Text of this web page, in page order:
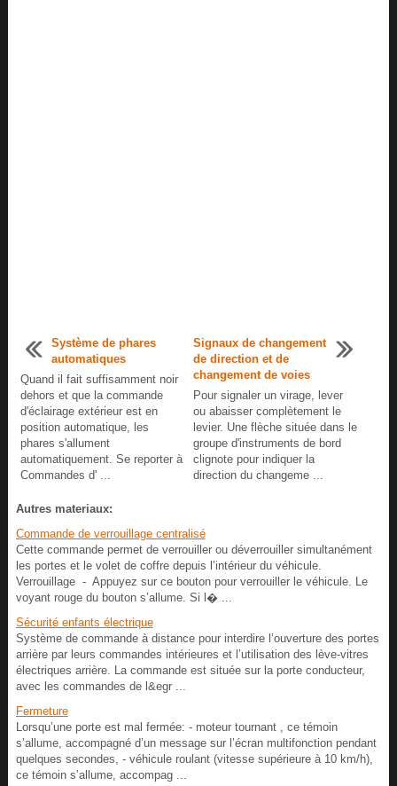
Système de phares
automatiques
Quand il fait suffisamment noir
dehors et que la commande
d'éclairage extérieur est en
position automatique, les
phares s'allument
automatiquement. Se reporter à
Commandes d' ...
Signaux de changement
de direction et de
changement de voies
Pour signaler un virage, lever
ou abaisser complètement le
levier. Une flèche située dans le
groupe d'instruments de bord
clignote pour indiquer la
direction du changeme ...
Autres materiaux:
Commande de verrouillage centralisé
Cette commande permet de verrouiller ou déverrouiller simultanément
les portes et le volet de coffre depuis l’intérieur du véhicule.
Verrouillage - Appuyez sur ce bouton pour verrouiller le véhicule. Le
voyant rouge du bouton s’allume. Si l� ...
Sécurité enfants électrique
Système de commande à distance pour interdire l’ouverture des portes
arrière par leurs commandes intérieures et l’utilisation des lève-vitres
électriques arrière. La commande est située sur la porte conducteur,
avec les commandes de l&egr ...
Fermeture
Lorsqu’une porte est mal fermée: - moteur tournant , ce témoin
s’allume, accompagné d’un message sur l’écran multifonction pendant
quelques secondes, - véhicule roulant (vitesse supérieure à 10 km/h),
ce témoin s’allume, accompag ...